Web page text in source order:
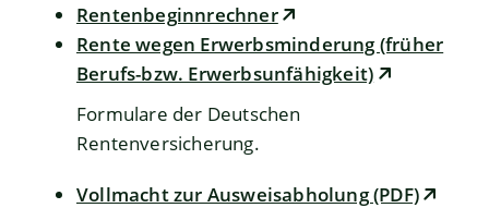
Rentenbeginnrechner
Rente wegen Erwerbsminderung (früher
Berufs-bzw. Erwerbsunfähigkeit)
Formulare der Deutschen
Rentenversicherung.
Vollmacht zur Ausweisabholung (PDF)